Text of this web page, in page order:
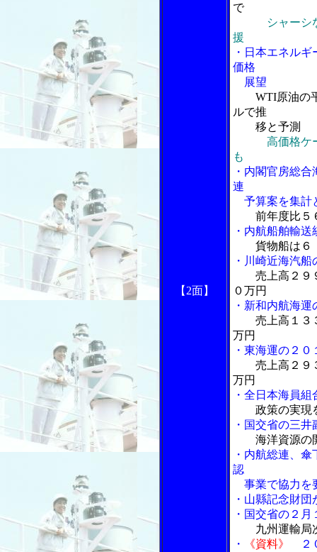
【2面】
で
シャーシ
援
・日本エネル
価格
展望
WTI原油の
ルで推
移と予測
高価格ケ
も
・内閣官房総
連
予算案を集計
前年度比５
・内航船舶輸
貨物船は６
・川崎近海汽
売上高２９
０万円
・新和内航海
売上高１３
万円
・東海運の２
売上高２９
万円
・全日本海員
政策の実現
・国交省の三
海洋資源の
・内航総連、
認
事業で協力を
・山縣記念財
・国交省の２
九州運輸局
・
《資料》
２